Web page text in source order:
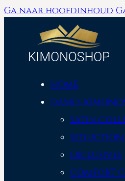
Ga naar hoofdinhoud
HOME
DAMES
SATIN
EXCLUSIVES
COMFORT